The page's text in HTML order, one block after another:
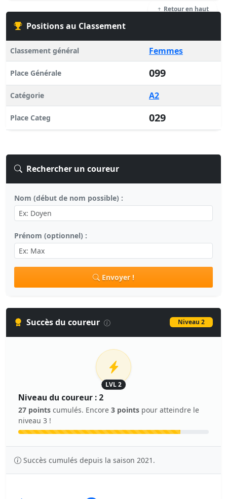
Retour en haut
Positions au Classement
Classement général Femmes
Place Générale 099
Catégorie A2
Place Categ 029
Rechercher un coureur
Nom (début de nom possible) :
Prénom (optionnel) :
Envoyer !
Succès du coureur Niveau 2
LVL 2
Niveau du coureur : 2
27 points cumulés. Encore 3 points pour atteindre le
niveau 3 !
Succès cumulés depuis la saison 2021.